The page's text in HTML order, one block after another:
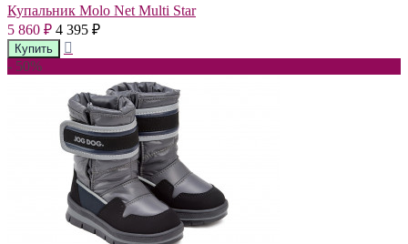
Купальник Molo Net Multi Star
5 860 ₽ 4 395 ₽
- 50%